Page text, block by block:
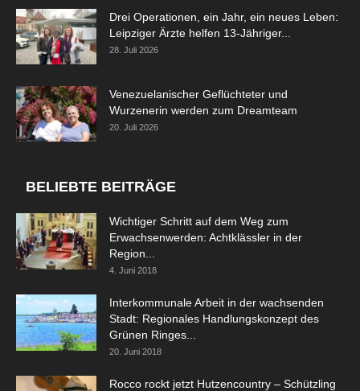
Drei Operationen, ein Jahr, ein neues Leben:
Leipziger Ärzte helfen 13-Jähriger...
28. Juli 2026
Venezuelanischer Geflüchteter und
Wurzenerin werden zum Dreamteam
20. Juli 2026
BELIEBTE BEITRÄGE
Wichtiger Schritt auf dem Weg zum
Erwachsenwerden: Achtklässler in der
Region...
4. Juni 2018
Interkommunale Arbeit in der wachsenden
Stadt: Regionales Handlungskonzept des
Grünen Ringes...
20. Juni 2018
Rocco rockt jetzt Hutzencountry – Schützling